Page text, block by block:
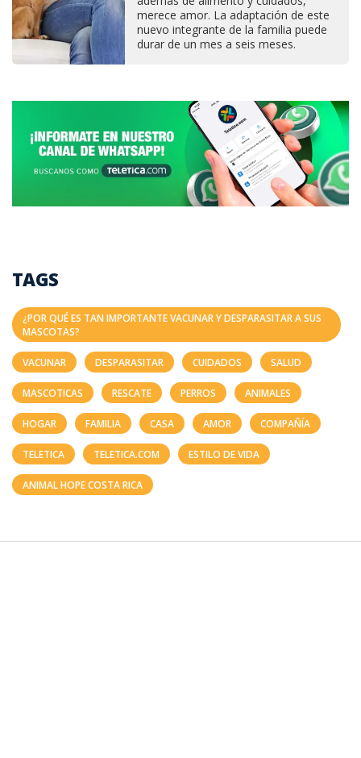
merece amor. La adaptación de este
nuevo integrante de la familia puede
durar de un mes a seis meses.
TAGS
¿POR QUÉ ES TAN IMPORTANTE VACUNAR Y DESPARASITAR A SUS
MASCOTAS?
VACUNAR DESPARASITAR CUIDADOS SALUD
MASCOTICAS RESCATE PERROS ANIMALES
HOGAR FAMILIA CASA AMOR COMPAÑÍA
TELETICA TELETICA.COM ESTILO DE VIDA
ANIMAL HOPE COSTA RICA